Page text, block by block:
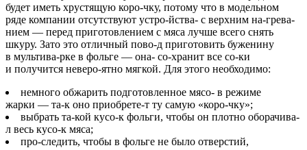
будет иметь хрустящую коро-чку, потому что в модельном
ряде компании отсутствуют устро-йства- с верхним на-грева-
нием — перед приготовлением с мяса лучше всего снять
шкуру. Зато это отличный пово-д приготовить буженину
в мультива-рке в фольге — она- со-хранит все со-ки
и получится неверо-ятно мягкой. Для этого необходимо:
немного обжарить подготовленное мясо- в режиме
жарки — та-к оно приобрете-т ту самую «коро-чку»;
выбрать та-кой кусо-к фольги, чтобы он плотно оборачива-
л весь кусо-к мяса;
про-следить, чтобы в фольге не было отверстий,